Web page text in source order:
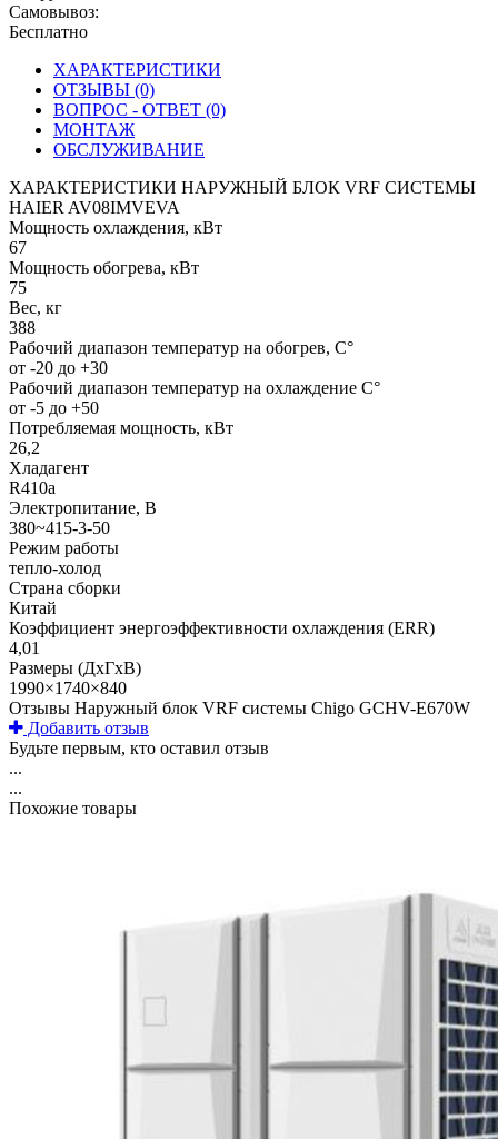
Самовывоз:
Бесплатно
ХАРАКТЕРИСТИКИ
ОТЗЫВЫ (0)
ВОПРОС - ОТВЕТ (0)
МОНТАЖ
ОБСЛУЖИВАНИЕ
ХАРАКТЕРИСТИКИ НАРУЖНЫЙ БЛОК VRF СИСТЕМЫ
HAIER AV08IMVEVA
Мощность охлаждения, кВт
67
Мощность обогрева, кВт
75
Вес, кг
388
Рабочий диапазон температур на обогрев, С°
от -20 до +30
Рабочий диапазон температур на охлаждение С°
от -5 до +50
Потребляемая мощность, кВт
26,2
Хладагент
R410a
Электропитание, В
380~415-3-50
Режим работы
тепло-холод
Страна сборки
Китай
Коэффициент энергоэффективности охлаждения (ERR)
4,01
Размеры (ДхГхВ)
1990×1740×840
Отзывы Наружный блок VRF системы Chigo GCHV-E670W
Добавить отзыв
Будьте первым, кто оставил отзыв
...
...
Похожие товары